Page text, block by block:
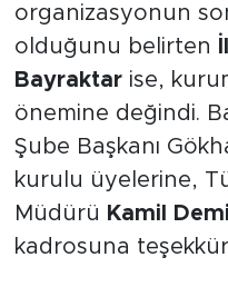
organizasyonun
olduğunu belirten
Bayraktarise,
önemine değindi.
Şube Başkanı
kurulu üyelerine,
Müdürü Kamil
kadrosuna